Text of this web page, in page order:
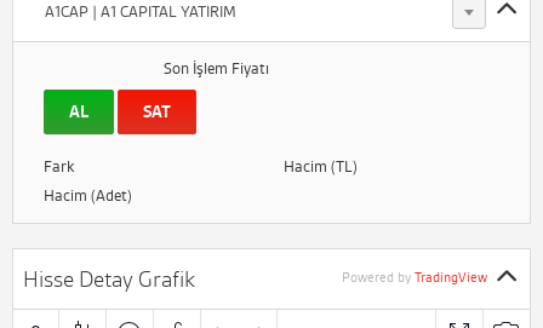
A1CAP | A1 CAPITAL YATIRIM
Son İşlem Fiyatı
AL SAT
Fark
Hacim (TL)
Hacim (Adet)
Hisse Detay Grafik Powered by TradingView